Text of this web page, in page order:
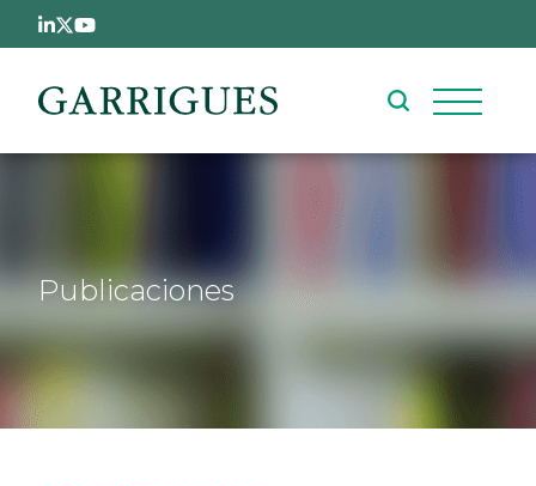
Pasar al contenido principal
Publicaciones